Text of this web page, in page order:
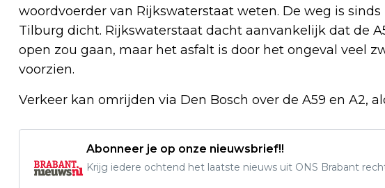
woordvoerder van Rijkswaterstaat weten. De weg is
Tilburg dicht. Rijkswaterstaat dacht aanvankelijk dat de
open zou gaan, maar het asfalt is door het ongeval veel
voorzien.
Verkeer kan omrijden via Den Bosch over de A59 en A2,
Abonneer je op onze nieuwsbrief!!
Krijg iedere ochtend het laatste nieuws uit ONS Brabant